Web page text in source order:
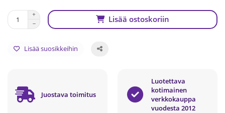
Lisää ostoskoriin
Lisää suosikkeihin
Juostava toimitus
Luotettava
kotimainen
verkkokauppa
vuodesta 2012